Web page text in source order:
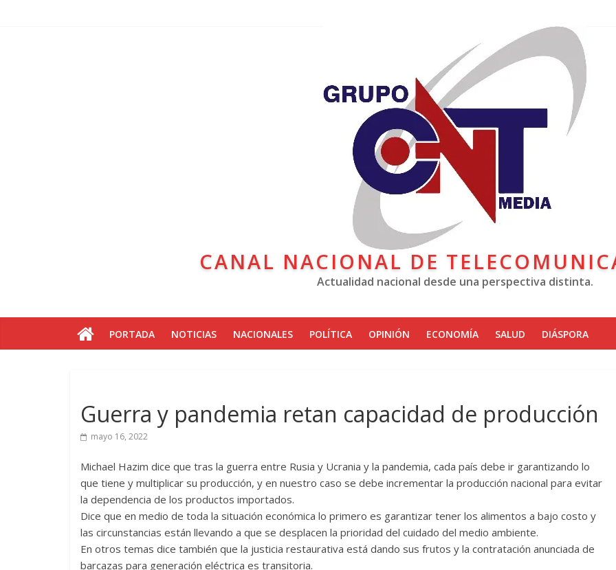
CANAL NACIONAL DE
Actualidad nacional desde una perspectiva distinta.
PORTADA NOTICIAS NACIONALES POLÍTICA OPINIÓN ECONOMÍA SALUD DIÁSPORA
Guerra y pandemia retan capacidad de producción
mayo 16, 2022
Michael Hazim dice que tras la guerra entre Rusia y Ucrania y la pandemia, cada país debe ir garantizando lo
que tiene y multiplicar su producción, y en nuestro caso se debe incrementar la producción nacional para evitar
la dependencia de los productos importados.
Dice que en medio de toda la situación económica lo primero es garantizar tener los alimentos a bajo costo y
las circunstancias están llevando a que se desplacen la prioridad del cuidado del medio ambiente.
En otros temas dice también que la justicia restaurativa está dando sus frutos y la contratación anunciada de
barcazas para generación eléctrica es transitoria.